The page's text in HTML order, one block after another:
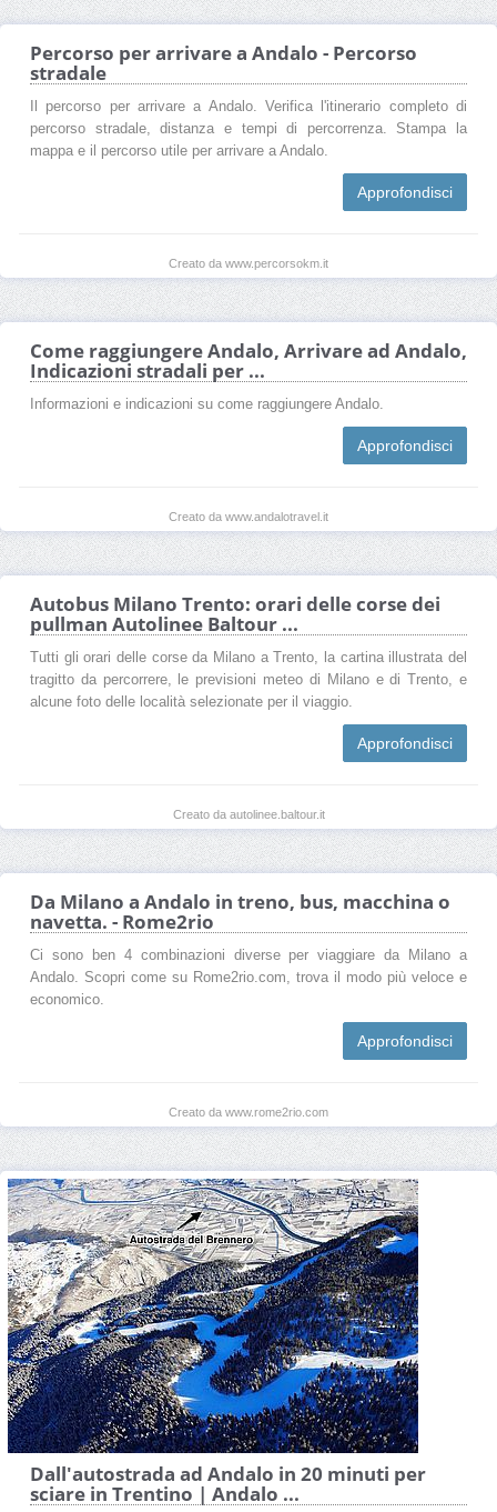
Percorso per arrivare a Andalo - Percorso
stradale
Il percorso per arrivare a Andalo. Verifica l'itinerario completo di
percorso stradale, distanza e tempi di percorrenza. Stampa la
mappa e il percorso utile per arrivare a Andalo.
Approfondisci
Creato da www.percorsokm.it
Come raggiungere Andalo, Arrivare ad Andalo,
Indicazioni stradali per ...
Informazioni e indicazioni su come raggiungere Andalo.
Approfondisci
Creato da www.andalotravel.it
Autobus Milano Trento: orari delle corse dei
pullman Autolinee Baltour ...
Tutti gli orari delle corse da Milano a Trento, la cartina illustrata del
tragitto da percorrere, le previsioni meteo di Milano e di Trento, e
alcune foto delle località selezionate per il viaggio.
Approfondisci
Creato da autolinee.baltour.it
Da Milano a Andalo in treno, bus, macchina o
navetta. - Rome2rio
Ci sono ben 4 combinazioni diverse per viaggiare da Milano a
Andalo. Scopri come su Rome2rio.com, trova il modo più veloce e
economico.
Approfondisci
Creato da www.rome2rio.com
Dall'autostrada ad Andalo in 20 minuti per
sciare in Trentino | Andalo ...